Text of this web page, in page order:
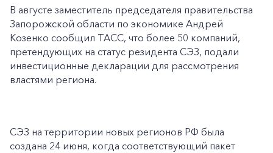
В августе заместитель председателя правительства
Запорожской области по экономике Андрей
Козенко сообщил ТАСС, что более 50 компаний,
претендующих на статус резидента СЭЗ, подали
инвестиционные декларации для рассмотрения
властями региона.
СЭЗ на территории новых регионов РФ была
создана 24 июня, когда соответствующий пакет